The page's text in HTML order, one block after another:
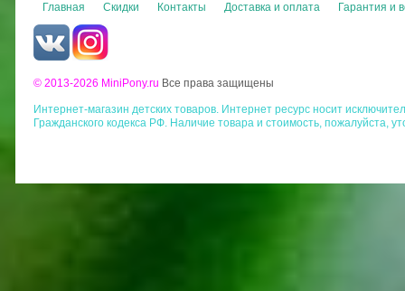
Главная Скидки Контакты Доставка и оплата Гарантия и
© 2013-2026 MiniPony.ru Все права защищены
Интернет-магазин детских товаров. Интернет ресурс носит
Гражданского кодекса РФ. Наличие товара и стоимость, пожалуйста,